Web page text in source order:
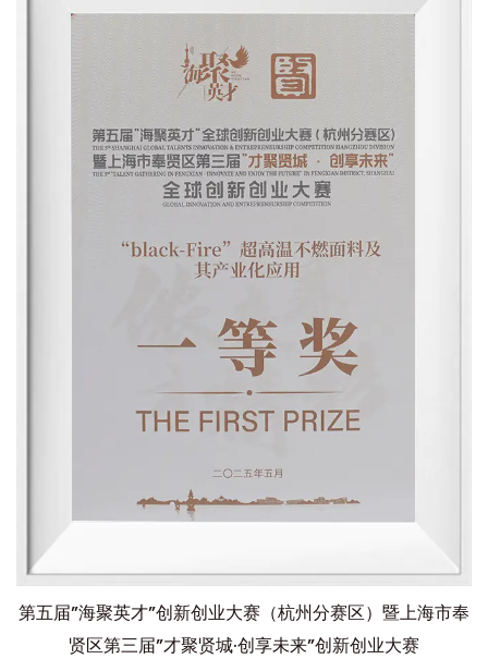
第五届”海聚英才”创新创业大赛（杭州分赛区）暨上海市奉
贤区第三届”才聚贤城·创享未来”创新创业大赛